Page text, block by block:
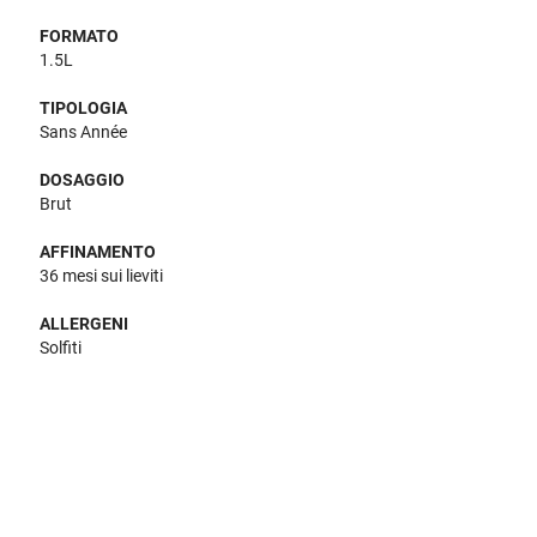
FORMATO
1.5L
TIPOLOGIA
Sans Année
DOSAGGIO
Brut
AFFINAMENTO
36 mesi sui lieviti
ALLERGENI
Solfiti